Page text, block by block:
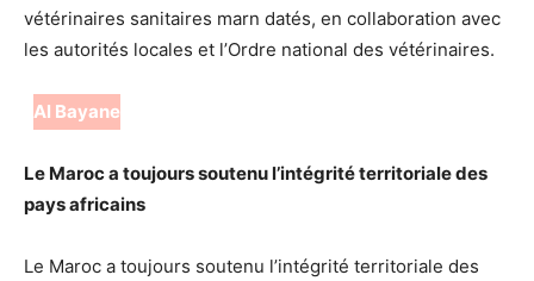
vétérinaires sanitaires marn datés, en collaboration avec
les autorités locales et l’Ordre national des vétérinaires.
Al Bayane
Le Maroc a toujours soutenu l’intégrité territoriale des
pays africains
Le Maroc a toujours soutenu l’intégrité territoriale des